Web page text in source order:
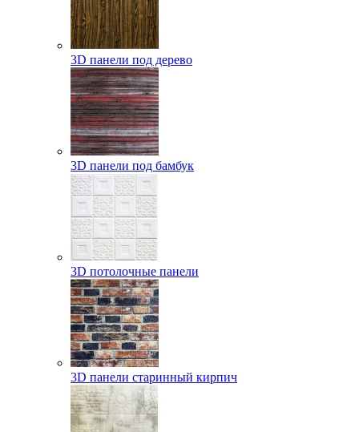
3D панели под дерево
3D панели под бамбук
3D потолочные панели
3D панели старинный кирпич